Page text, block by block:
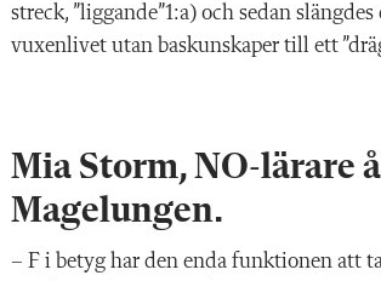
streck, ”liggande”1:a) och sedan
vuxenlivet utan baskunskaper till ett
Mia Storm, NO-lärare
Magelungen.
– F i betyg har den enda funktionen att